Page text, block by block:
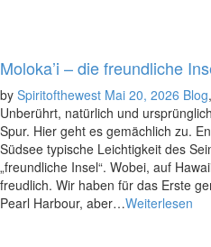
Moloka’i – die freundliche
by Spiritofthewest Mai 20, 2026 Blog,
Unberührt, natürlich und
Spur. Hier geht es gemächlich zu.
Südsee typische Leichtigkeit des
„freundliche Insel“. Wobei, auf
freudlich. Wir haben für das Erste
Pearl Harbour, aber…Weiterlesen